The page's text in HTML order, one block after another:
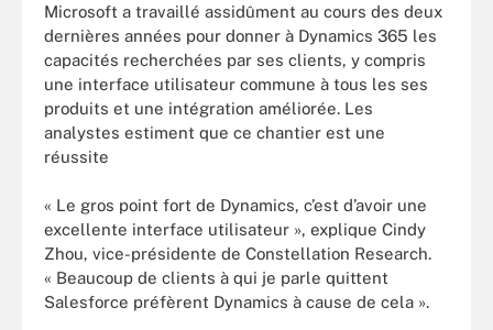
Microsoft a travaillé assidûment au cours des deux
dernières années pour donner à Dynamics 365 les
capacités recherchées par ses clients, y compris
une interface utilisateur commune à tous les ses
produits et une intégration améliorée. Les
analystes estiment que ce chantier est une
réussite
« Le gros point fort de Dynamics, c’est d’avoir une
excellente interface utilisateur », explique Cindy
Zhou, vice-présidente de Constellation Research.
« Beaucoup de clients à qui je parle quittent
Salesforce préfèrent Dynamics à cause de cela ».